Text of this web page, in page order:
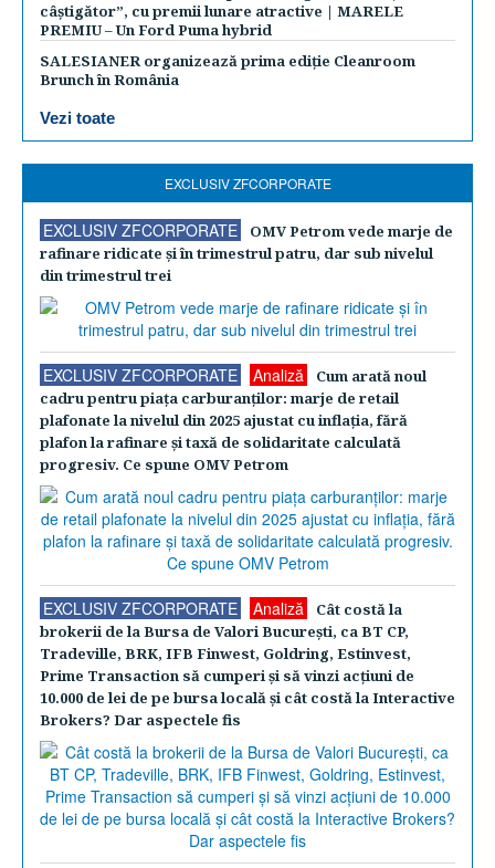
câștigător”, cu premii lunare atractive | MARELE
PREMIU – Un Ford Puma hybrid
SALESIANER organizează prima ediție Cleanroom
Brunch în România
Vezi toate
EXCLUSIV ZFCORPORATE
EXCLUSIV ZFCORPORATE
OMV Petrom vede marje de
rafinare ridicate şi în trimestrul patru, dar sub nivelul
din trimestrul trei
EXCLUSIV ZFCORPORATE Analiză
Cum arată noul
cadru pentru piaţa carburanţilor: marje de retail
plafonate la nivelul din 2025 ajustat cu inflaţia, fără
plafon la rafinare şi taxă de solidaritate calculată
progresiv. Ce spune OMV Petrom
EXCLUSIV ZFCORPORATE Analiză
Cât costă la
brokerii de la Bursa de Valori Bucureşti, ca BT CP,
Tradeville, BRK, IFB Finwest, Goldring, Estinvest,
Prime Transaction să cumperi şi să vinzi acţiuni de
10.000 de lei de pe bursa locală şi cât costă la Interactive
Brokers? Dar aspectele fis